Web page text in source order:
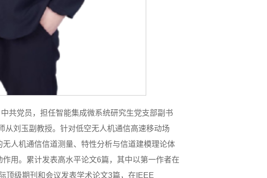
共党员，担任智能集成微系统研究生党支部副书
刘玉副教授。针对低空无人机通信高速移动场
人机通信信道测量、特性分析与信道建模理论体
用。累计发表高水平论文6篇，其中以第一作者在
顶级期刊和会议发表学术论文3篇，在IEEE